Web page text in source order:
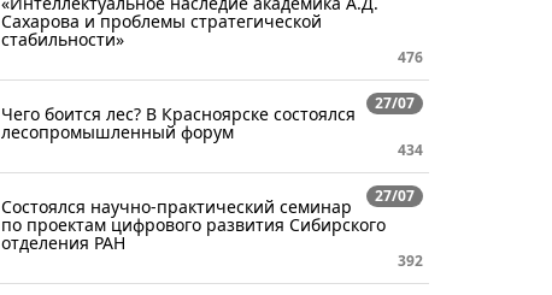
Сахарова и проблемы стратегической
стабильности»
476
27/07
Чего боится лес? В Красноярске состоялся
лесопромышленный форум
434
27/07
Состоялся научно-практический семинар
по проектам цифрового развития Сибирского
отделения РАН
392